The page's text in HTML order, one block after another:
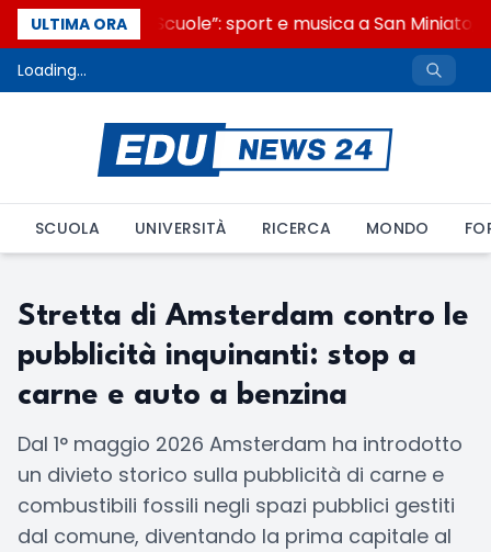
ULTIMA ORA
“Noi siamo le Scuole”: sport e musica a San Miniato,
Loading...
SCUOLA UNIVERSITÀ RICERCA MONDO
Stretta di Amsterdam contro le
pubblicità inquinanti: stop a
carne e auto a benzina
Dal 1° maggio 2026 Amsterdam ha introdotto
un divieto storico sulla pubblicità di carne e
combustibili fossili negli spazi pubblici gestiti
dal comune, diventando la prima capitale al